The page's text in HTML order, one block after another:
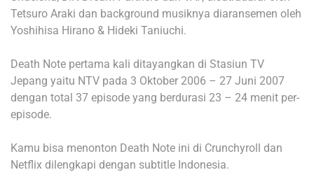
Tetsuro Araki dan background musiknya diaransemen oleh
Yoshihisa Hirano & Hideki Taniuchi.
Death Note pertama kali ditayangkan di Stasiun TV
Jepang yaitu NTV pada 3 Oktober 2006 – 27 Juni 2007
dengan total 37 episode yang berdurasi 23 – 24 menit per-
episode.
Kamu bisa menonton Death Note ini di Crunchyroll dan
Netflix dilengkapi dengan subtitle Indonesia.